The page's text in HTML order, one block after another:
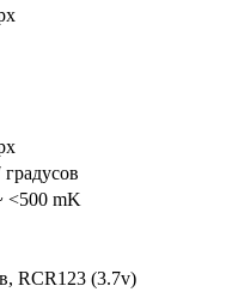
градусов
<500 mK
RCR123 (3.7v)